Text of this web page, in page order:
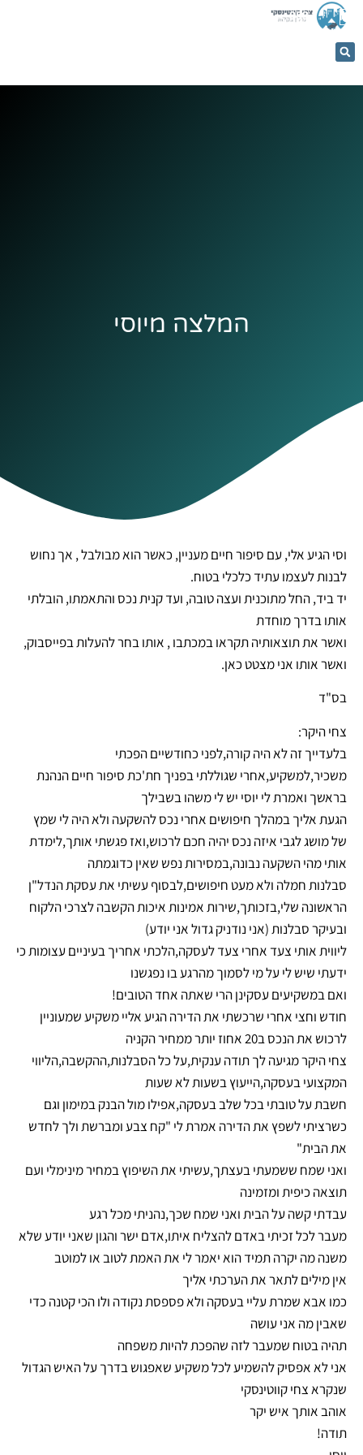
053-
5366884
המלצה מיוסי
וסי הגיע אלי, עם סיפור חיים מעניין, כאשר הוא מבולבל , אך נחוש
לבנות לעצמו עתיד כלכלי בטוח.
יד ביד, החל מתוכנית ועצה טובה, ועד קנית נכס והתאמתו, הובלתי
אותו בדרך מוחדת
ואשר את תוצאותיה תקראו במכתבו , אותו בחר להעלות בפייסבוק,
ואשר אותו אני מצטט כאן.
בס"ד
צחי היקר:
בלעדייך זה לא היה קורה,לפני כחודשיים הפכתי
משכיר,למשקיע,אחרי שגוללתי בפניך חת'כת סיפור חיים הנהנת
בראשך ואמרת לי יוסי יש לי משהו בשבילך
הגעת אליך במהלך חיפושים אחרי נכס להשקעה ולא היה לי שמץ
של מושג לגבי איזה נכס יהיה חכם לרכוש,ואז פגשתי אותך,לימדת
אותי מהי השקעה נבונה,במסירות נפש שאין כדוגמתה
סבלנות חמלה ולא מעט חיפושים,לבסוף עשיתי את עסקת הנדל"ן
הראשונה שלי,בזכותך,שירות אמינות איכות הקשבה לצרכי הלקוח
ובעיקר סבלנות (אני נודניק גדול אני יודע)
ליווית אותי צעד אחרי צעד לעסקה,הלכתי אחריך בעיניים עצומות כי
ידעתי שיש לי על מי לסמוך מהרגע בו נפגשנו
ואם במשקיעים עסקינן הרי שאתה אחד הטובים!
חודש וחצי אחרי שרכשתי את הדירה הגיע אליי משקיע שמעוניין
לרכוש את הנכס ב20 אחוז יותר ממחיר הקניה
צחי היקר מגיעה לך תודה ענקית,על כל הסבלנות,ההקשבה,הליווי
המקצועי בעסקה,הייעוץ בשעות לא שעות
חשבת על טובתי בכל שלב בעסקה,אפילו מול הבנק במימון וגם
כשרציתי לשפץ את הדירה אמרת לי "קח צבע ומברשת ולך לחדש
את הבית"
ואני שמח ששמעתי בעצתך,עשיתי את השיפוץ במחיר מינימלי ועם
תוצאה כיפית ומזמינה
עבדתי קשה על הבית ואני שמח שכך,נהניתי מכל רגע
מעבר לכל זכיתי באדם להצליח איתו,אדם ישר והגון שאני יודע שלא
משנה מה יקרה תמיד הוא יאמר לי את האמת לטוב או למוטב
אין מילים לתאר את הערכתי אליך
כמו אבא שמרת עליי בעסקה ולא פספסת נקודה ולו הכי קטנה כדי
שאבין מה אני עושה
תהיה בטוח שמעבר לזה שהפכת להיות משפחה
אני לא אפסיק להשמיע לכל משקיע שאפגוש בדרך על האיש הגדול
שנקרא צחי קווטינסקי
אוהב אותך איש יקר
תודה!